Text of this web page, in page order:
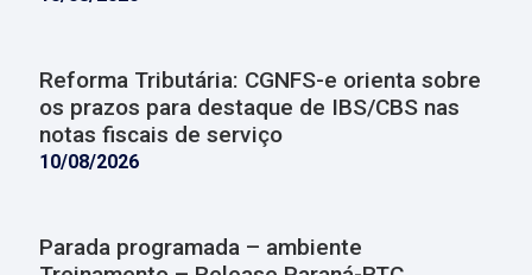
Reforma Tributária: CGNFS-e orienta sobre
os prazos para destaque de IBS/CBS nas
notas fiscais de serviço
10/08/2026
Parada programada – ambiente